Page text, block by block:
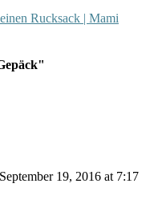
Rucksack | Mami
September 19, 2016 at 7:17